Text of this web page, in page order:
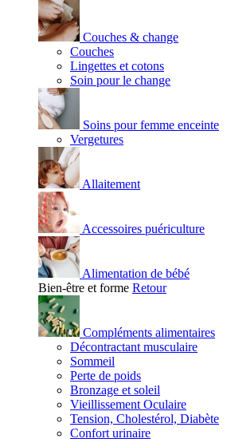
Couches & change
Couches
Lingettes et cotons
Soin pour le change
Soins pour femme enceinte
Vergetures
Allaitement
Accessoires puériculture
Alimentation de bébé
Bien-être et forme Retour
Compléments alimentaires
Décontractant musculaire
Sommeil
Perte de poids
Bronzage et soleil
Vieillissement Oculaire
Tension, Cholestérol, Diabète
Confort urinaire